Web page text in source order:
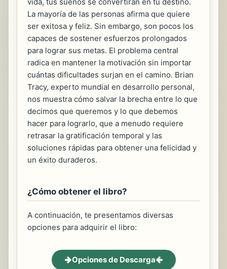
La mayoría de las personas afirma que quiere
ser exitosa y feliz. Sin embargo, son pocos los
capaces de sostener esfuerzos prolongados
para lograr sus metas. El problema central
radica en mantener la motivación sin importar
cuántas dificultades surjan en el camino. Brian
Tracy, experto mundial en desarrollo personal,
nos muestra cómo salvar la brecha entre lo que
decimos que queremos y lo que debemos
hacer para lograrlo, que a menudo requiere
retrasar la gratificación temporal y las
soluciones rápidas para obtener una felicidad y
un éxito duraderos.
¿Cómo obtener el libro?
A continuación, te presentamos diversas
opciones para adquirir el libro:
Opciones de Descarga